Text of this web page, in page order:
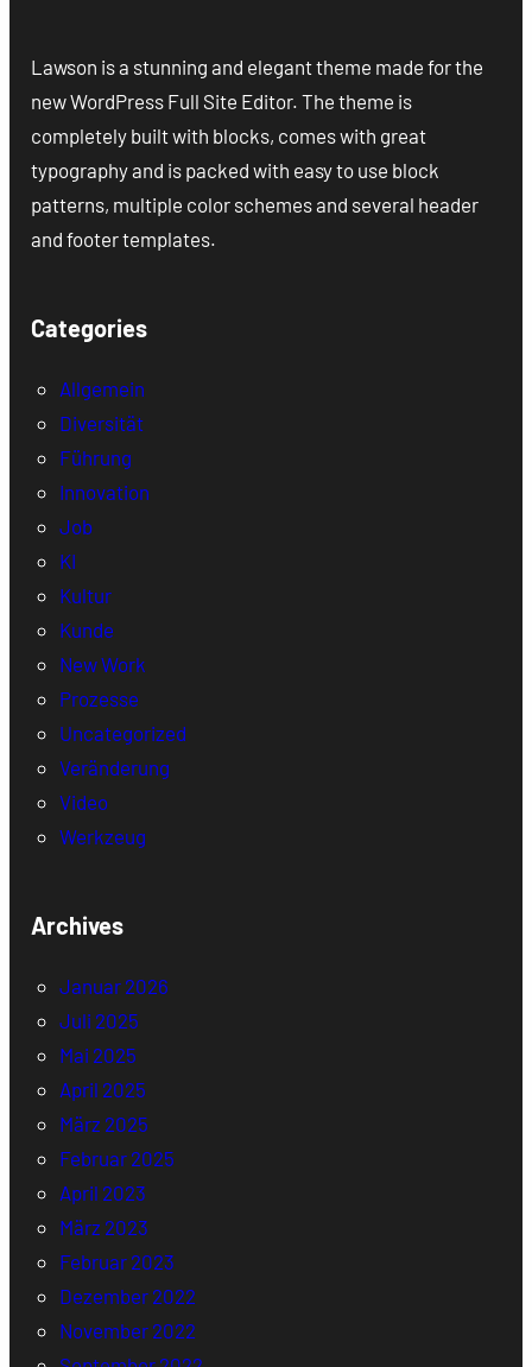
Lawson is a stunning and elegant theme made for the
new WordPress Full Site Editor. The theme is
completely built with blocks, comes with great
typography and is packed with easy to use block
patterns, multiple color schemes and several header
and footer templates.
Categories
Allgemein
Diversität
Führung
Innovation
Job
KI
Kultur
Kunde
New Work
Prozesse
Uncategorized
Veränderung
Video
Werkzeug
Archives
Januar 2026
Juli 2025
Mai 2025
April 2025
März 2025
Februar 2025
April 2023
März 2023
Februar 2023
Dezember 2022
November 2022